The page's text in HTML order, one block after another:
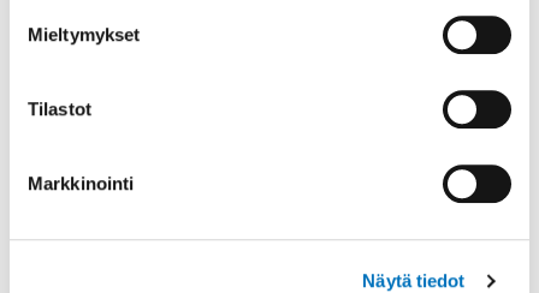
Mieltymykset
Tilastot
Markkinointi
Näytä tiedot
Lisätietoa